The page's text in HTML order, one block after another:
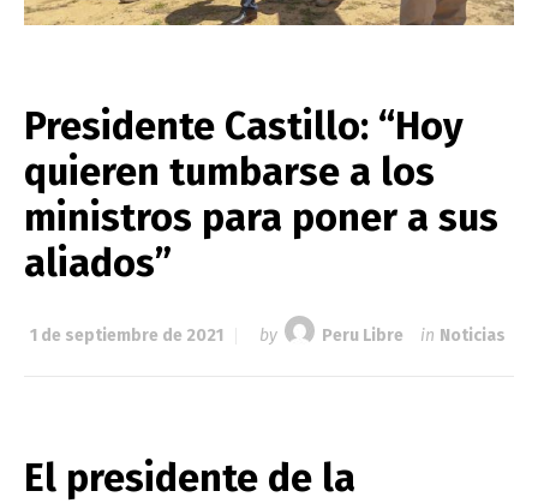
Presidente Castillo: “Hoy
quieren tumbarse a los
ministros para poner a sus
aliados”
1 de septiembre de 2021 by Peru Libre in Noticias
El presidente de la